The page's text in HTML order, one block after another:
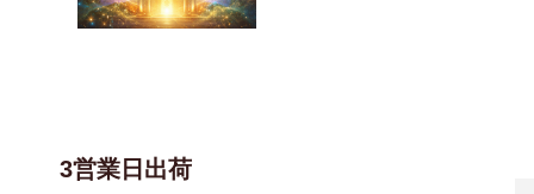
3営業日出荷